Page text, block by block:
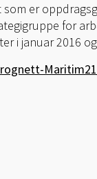
er
for
i januar 2016